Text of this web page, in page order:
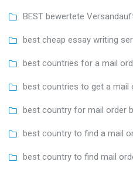
BEST bewertete
best cheap essay writing
best countries for a mail
best countries to get a mail
best country for mail order
best country to find a mail
best country to find mail